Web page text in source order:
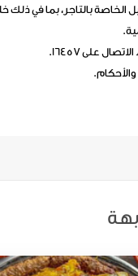
بالتاجر، بما في ذلك
على 16457.